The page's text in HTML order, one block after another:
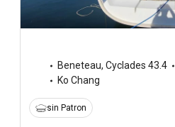
Beneteau, Cyclades 43.4
Ko Chang
sin Patron